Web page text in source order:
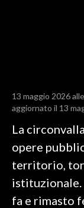
BASKET
TENNIS
CULTURA
13 maggio 2026
aggiornato il 13
La
opere
territorio,
istituzionale.
fa e rimasto